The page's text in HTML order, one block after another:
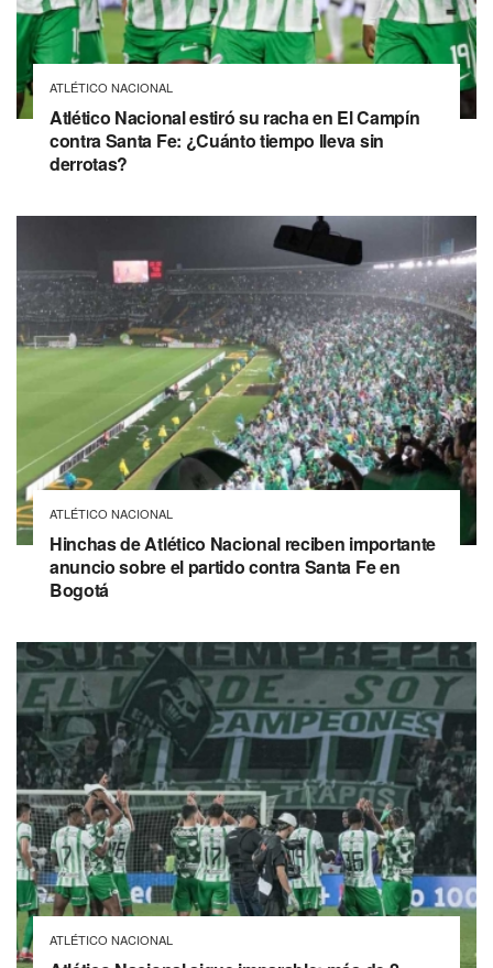
ATLÉTICO NACIONAL
Atlético Nacional estiró su racha en El Campín
contra Santa Fe: ¿Cuánto tiempo lleva sin
derrotas?
ATLÉTICO NACIONAL
Hinchas de Atlético Nacional reciben importante
anuncio sobre el partido contra Santa Fe en
Bogotá
ATLÉTICO NACIONAL